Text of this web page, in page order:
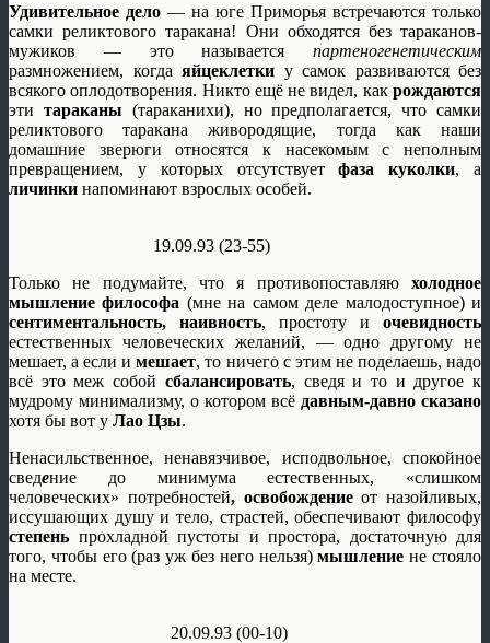
Удивительное дело — на юге Приморья встречаются только
самки реликтового таракана! Они обходятся без тараканов-
мужиков — это называется партеногенетическим
размножением, когда яйцеклетки у самок развиваются без
всякого оплодотворения. Никто ещё не видел, как рождаются
эти тараканы (тараканихи), но предполагается, что самки
реликтового таракана живородящие, тогда как наши
домашние зверюги относятся к насекомым с неполным
превращением, у которых отсутствуетфаза куколки, а
личинки напоминают взрослых особей.
19.09.93 (23-55)
Только не подумайте, что я противопоставляю холодное
мышление философа (мне на самом деле малодоступное) и
сентиментальность, наивность, простоту и очевидность
естественных человеческих желаний, — одно другому не
мешает, а если имешает, то ничего с этим не поделаешь, надо
всё это меж собой сбалансировать, сведя и то и другое к
мудрому минимализму, о котором всё давным-давно сказано
хотя бы вот у Лао Цзы.
Ненасильственное, ненавязчивое, исподвольное, спокойное
сведение до минимума естественных, «слишком
человеческих» потребностей, освобождениеот назойливых,
иссушающих душу и тело, страстей, обеспечивают философу
степень прохладной пустоты и простора, достаточную для
того, чтобы его (раз уж без него нельзя)мышление не стояло
на месте.
20.09.93 (00-10)